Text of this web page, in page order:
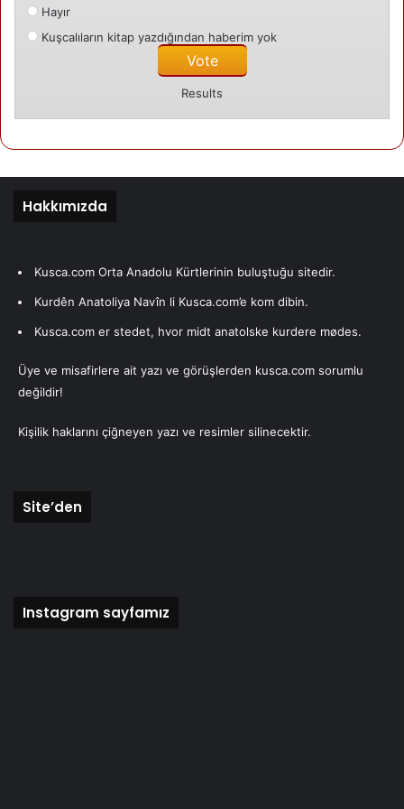
Celal Deveci
Kuşca'da doğdu. ilk ve orta eğitimini Kuşca
ve Cihanbeyli'de yaptı. Lise ve üniversite
olarak çalıştı. Psikolojiyi yüksek lisans
Ölümden korkmuyorum, ama…
24/10/2025
Celal Deveci
Kuşca bir değerini kaybetti
Hayır
Kuşcalıların kitap yazdığından haberim yok
Results
Hakkımızda
Kusca.com Orta Anadolu Kürtlerinin buluştuğu sitedir.
Kurdên Anatoliya Navîn li Kusca.com’e kom dibin.
Kusca.com er stedet, hvor midt anatolske kurdere mødes.
Üye ve misafirlere ait yazı ve görüşlerden kusca.com sorumlu
değildir!
Kişilik haklarını çiğneyen yazı ve resimler silinecektir.
Site’den
Instagram sayfamız